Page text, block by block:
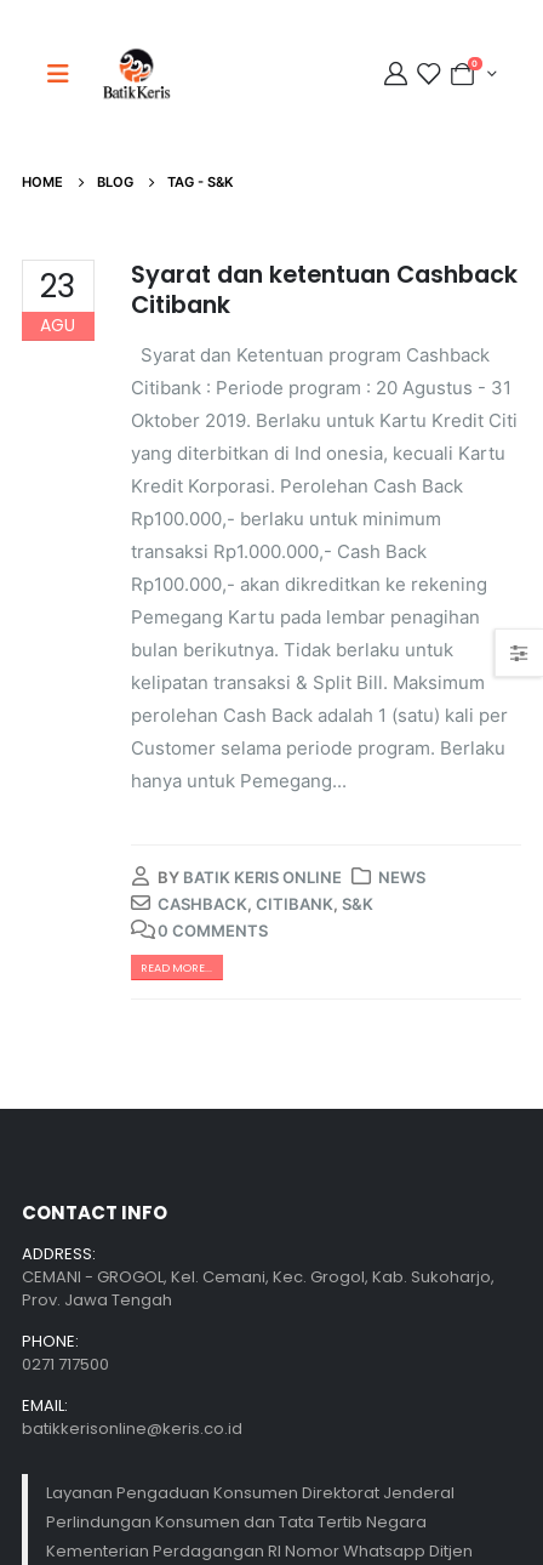
0
HOME BLOG TAG - S&K
23
AGU
Syarat dan ketentuan Cashback
Citibank
Syarat dan Ketentuan program Cashback
Citibank : Periode program : 20 Agustus - 31
Oktober 2019. Berlaku untuk Kartu Kredit Citi
yang diterbitkan di Ind onesia, kecuali Kartu
Kredit Korporasi. Perolehan Cash Back
Rp100.000,- berlaku untuk minimum
transaksi Rp1.000.000,- Cash Back
Rp100.000,- akan dikreditkan ke rekening
Pemegang Kartu pada lembar penagihan
bulan berikutnya. Tidak berlaku untuk
kelipatan transaksi & Split Bill. Maksimum
perolehan Cash Back adalah 1 (satu) kali per
Customer selama periode program. Berlaku
hanya untuk Pemegang...
BY BATIK KERIS ONLINE
NEWS
CASHBACK, CITIBANK, S&K
0 COMMENTS
READ MORE...
CONTACT INFO
ADDRESS:
CEMANI - GROGOL, Kel. Cemani, Kec. Grogol, Kab. Sukoharjo,
Prov. Jawa Tengah
PHONE:
0271 717500
EMAIL:
batikkerisonline@keris.co.id
Layanan Pengaduan Konsumen Direktorat Jenderal
Perlindungan Konsumen dan Tata Tertib Negara
Kementerian Perdagangan RI Nomor Whatsapp Ditjen